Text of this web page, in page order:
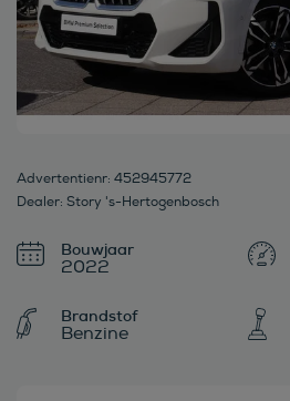
Advertentienr: 452945772
Dealer: Story 's-Hertogenbosch
Bouwjaar
2022
Brandstof
Benzine